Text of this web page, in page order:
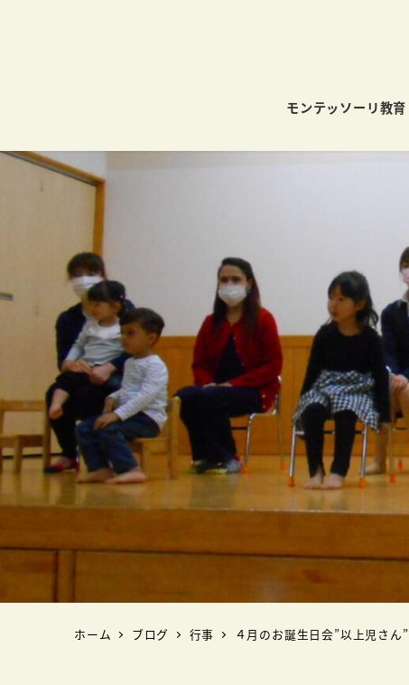
モンテッソーリ教育
ホーム ブログ 行事 ４月のお誕生日会”以上児さん”